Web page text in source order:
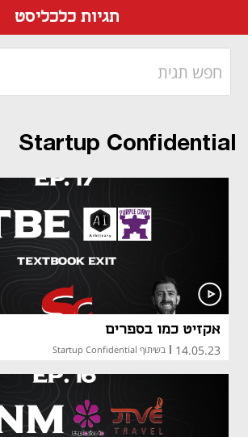
תגיות כלכליסט
Startup Confidential
אקזיט כמו בספרים
14.05.23 בשיתוף Startup Confidential